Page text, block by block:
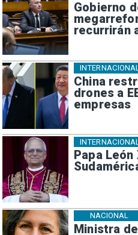
Gobierno
recurrirán
China
drones a
empresas
Papa
INTERNACIONAL
Ministra
NACIONAL